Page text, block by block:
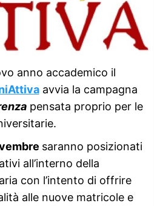
anno accademico il
avvia la campagna
pensata proprio per le
saranno posizionati
all’interno della
con l’intento di offrire
alle nuove matricole e